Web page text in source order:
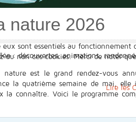
nature 2026
: découvertes, animations,
est le grand rendez-vous
la quatrième semaine de mai,
la connaître. Voici le programme
sont essentiels au
non ces cookies. Merci de noter
Lire les